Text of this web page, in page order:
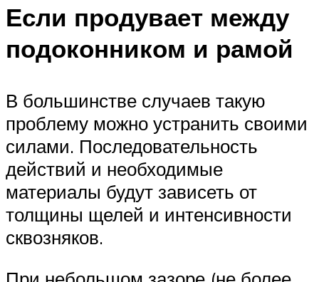
Если продувает между
подоконником и рамой
В большинстве случаев такую
проблему можно устранить своими
силами. Последовательность
действий и необходимые
материалы будут зависеть от
толщины щелей и интенсивности
сквозняков.